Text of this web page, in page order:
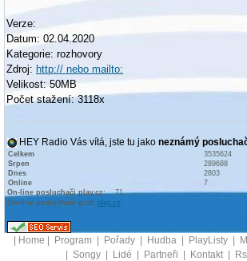
Verze:
Datum: 02.04.2020
Kategorie: rozhovory
Zdroj: http:// nebo mailto:
Velikost: 50MB
Počet stažení: 3118x
HEY Radio Vás vítá, jste tu jako neznámý
Celkem
3535624
Srpen
289688
Dnes
2803
Online
7
On-line posluchači play.cz:
71
On-line posluchači graf: play.cz
Home Program Pořady Hudba PlayListy
Songy Lidé Partneři Kontakt